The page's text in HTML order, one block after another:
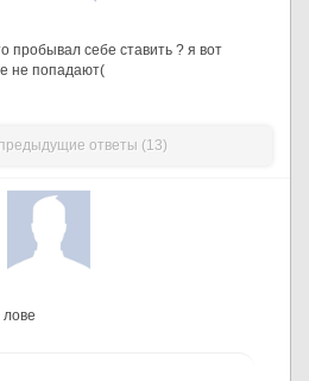
пробывал себе ставить ? я вот
не попадают(
ответы (13)
лове